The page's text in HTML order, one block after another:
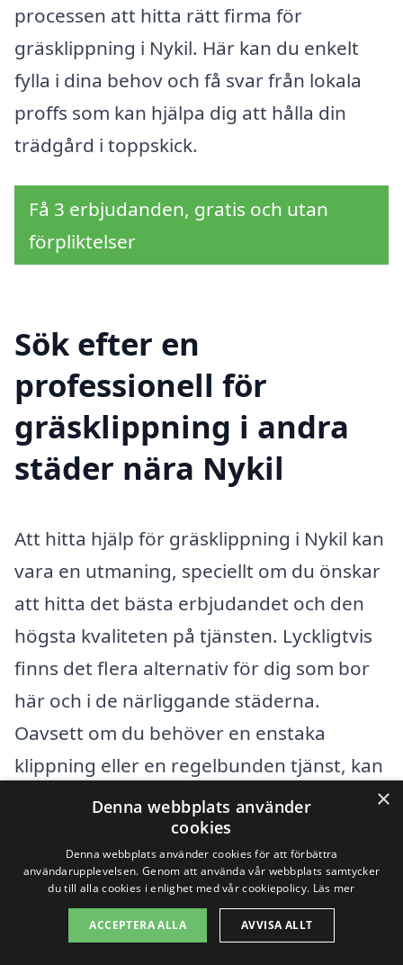
processen att hitta rätt firma för
gräsklippning i Nykil. Här kan du enkelt
fylla i dina behov och få svar från lokala
proffs som kan hjälpa dig att hålla din
trädgård i toppskick.
Få 3 erbjudanden, gratis och utan
förpliktelser
Sök efter en
professionell för
gräsklippning i andra
städer nära Nykil
Att hitta hjälp för gräsklippning i Nykil kan
vara en utmaning, speciellt om du önskar
att hitta det bästa erbjudandet och den
högsta kvaliteten på tjänsten. Lyckligtvis
finns det flera alternativ för dig som bor
här och i de närliggande städerna.
Oavsett om du behöver en enstaka
klippning eller en regelbunden tjänst, kan
du göra detta enkelt genom att använda
Några av de omkringliggande städerna
där du kan hitta företag som erbjuder
×
Denna webbplats använder
cookies
Denna webbplats använder cookies för att förbättra
användarupplevelsen. Genom att använda vår webbplats samtycker
du till alla cookies i enlighet med vår cookiepolicy. Läs mer
ACCEPTERA ALLA AVVISA ALLT